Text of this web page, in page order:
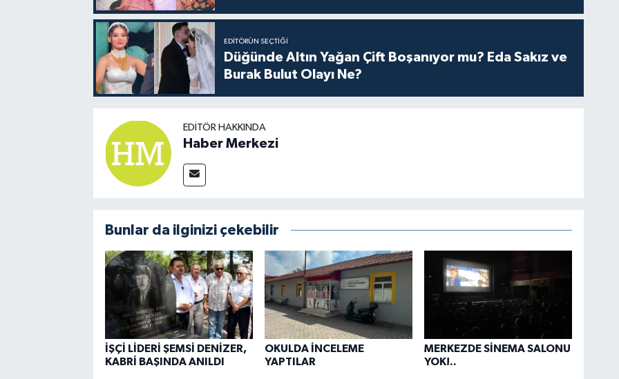
EDITÖRÜN SEÇTIĞI
Düğünde Altın Yağan Çift Boşanıyor mu? Eda Sakız ve
Burak Bulut Olayı Ne?
EDITÖR HAKKINDA
Haber Merkezi
Bunlar da ilginizi çekebilir
İŞÇİ LİDERİ ŞEMSİ DENİZER,
KABRİ BAŞINDA ANILDI
OKULDA İNCELEME
YAPTILAR
MERKEZDE SİNEMA SALONU
YOK!..